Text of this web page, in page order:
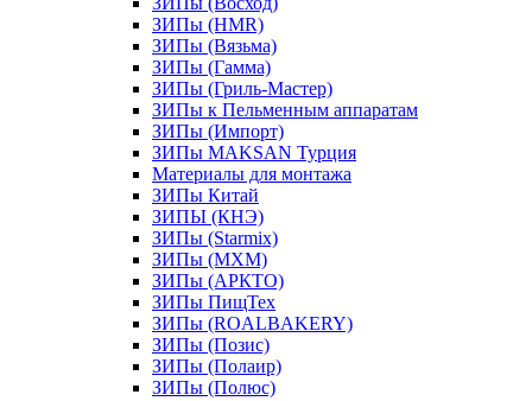
ЗИПы (HMR)
ЗИПы (Вязьма)
ЗИПы (Гамма)
ЗИПы (Гриль-Мастер)
ЗИПы к Пельменным аппаратам
ЗИПы (Импорт)
ЗИПы MAKSAN Турция
Материалы для монтажа
ЗИПы Китай
ЗИПЫ (КНЭ)
ЗИПы (Starmix)
ЗИПы (МХМ)
ЗИПы (АРКТО)
ЗИПы ПищТех
ЗИПы (ROALBAKERY)
ЗИПы (Позис)
ЗИПы (Полаир)
ЗИПы (Полюс)